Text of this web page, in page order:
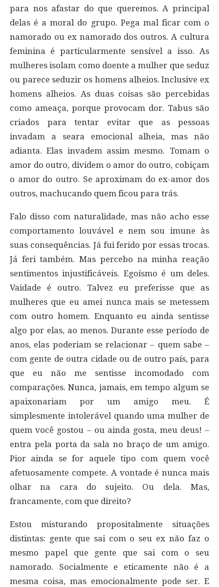
para nos afastar do que queremos. A principal
delas é a moral do grupo. Pega mal ficar com o
namorado ou ex namorado dos outros. A cultura
feminina é particularmente sensível a isso. As
mulheres isolam como doente a mulher que seduz
ou parece seduzir os homens alheios. Inclusive ex
homens alheios. As duas coisas são percebidas
como ameaça, porque provocam dor. Tabus são
criados para tentar evitar que as pessoas
invadam a seara emocional alheia, mas não
adianta. Elas invadem assim mesmo. Tomam o
amor do outro, dividem o amor do outro, cobiçam
o amor do outro. Se aproximam do ex-amor dos
outros, machucando quem ficou para trás.
Falo disso com naturalidade, mas não acho esse
comportamento louvável e nem sou imune às
suas consequências. Já fui ferido por essas trocas.
Já feri também. Mas percebo na minha reação
sentimentos injustificáveis. Egoísmo é um deles.
Vaidade é outro. Talvez eu preferisse que as
mulheres que eu amei nunca mais se metessem
com outro homem. Enquanto eu ainda sentisse
algo por elas, ao menos. Durante esse período de
anos, elas poderiam se relacionar – quem sabe –
com gente de outra cidade ou de outro país, para
que eu não me sentisse incomodado com
comparações. Nunca, jamais, em tempo algum se
apaixonariam por um amigo meu. É
simplesmente intolerável quando uma mulher de
quem você gostou – ou ainda gosta, meu deus! –
entra pela porta da sala no braço de um amigo.
Pior ainda se for aquele tipo com quem você
afetuosamente compete. A vontade é nunca mais
olhar na cara do sujeito. Ou dela. Mas,
francamente, com que direito?
Estou misturando propositalmente situações
distintas: gente que sai com o seu ex não faz o
mesmo papel que gente que sai com o seu
namorado. Socialmente e eticamente não é a
mesma coisa, mas emocionalmente pode ser. E